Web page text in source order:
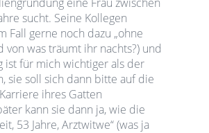
sucht. Seine Kollegen
Fall gerne noch dazu „ohne
von was träumt ihr nachts?) und
ist für mich wichtiger als der
sie soll sich dann bitte auf die
ihres Gatten
kann sie dann ja, wie die
53 Jahre, Arztwitwe“ (was ja